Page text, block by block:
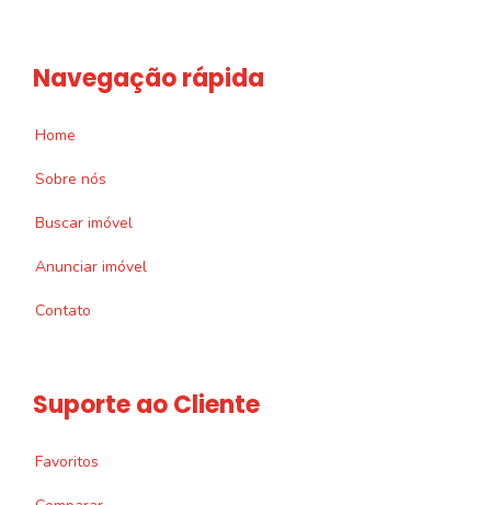
Navegação rápida
Home
Sobre nós
Buscar imóvel
Anunciar imóvel
Contato
Suporte ao Cliente
Favoritos